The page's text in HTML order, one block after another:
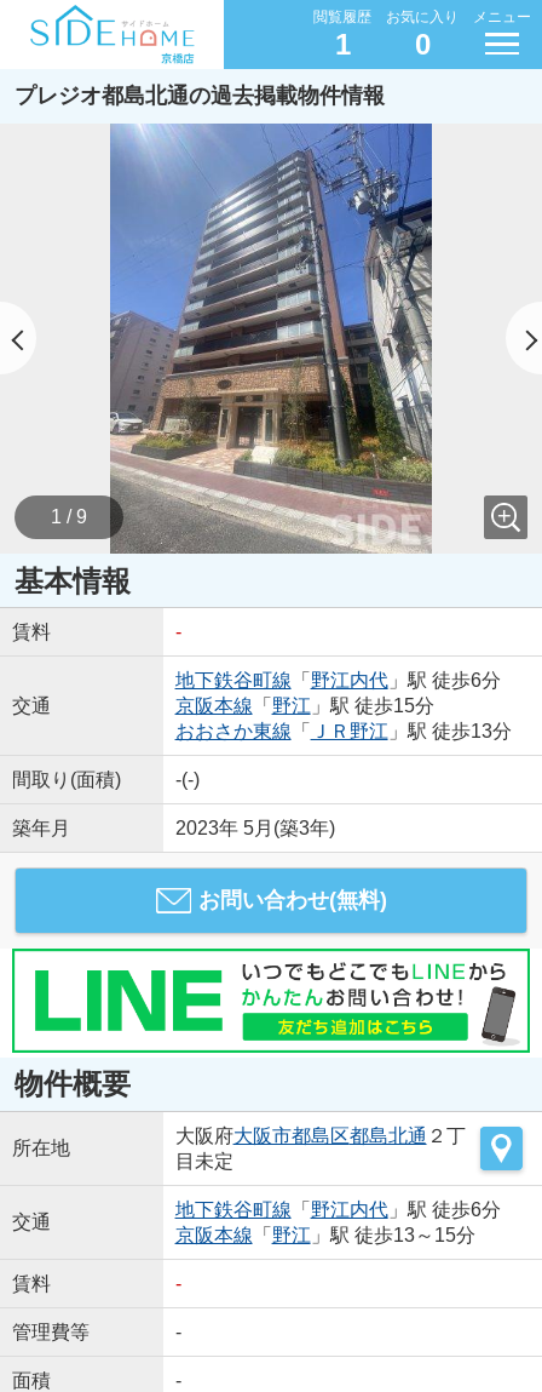
閲覧履歴
1
お気に入り
0
メニュー
プレジオ都島北通の過去掲載物件情報
1 / 9
基本情報
賃料 -
交通
地下鉄谷町線 「 野江内代」駅 徒歩6分
京阪本線 「 野江 」駅 徒歩15分
おおさか東線 「 ＪＲ野江 」駅 徒歩13分
間取り(面積) -(-)
築年月 2023年 5月(築3年)
お問い合わせ(無料)
物件概要
所在地
大阪府大阪市都島区都島北通 ２丁
目未定
交通
地下鉄谷町線 「 野江内代」駅 徒歩6分
京阪本線 「 野江 」駅 徒歩13～15分
賃料 -
管理費等 -
面積 -